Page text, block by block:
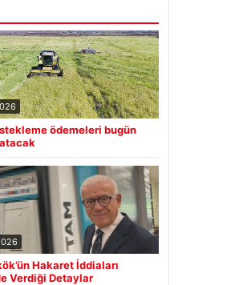
ödemeleri bugün
Hakaret İddiaları
Verdiği Detaylar